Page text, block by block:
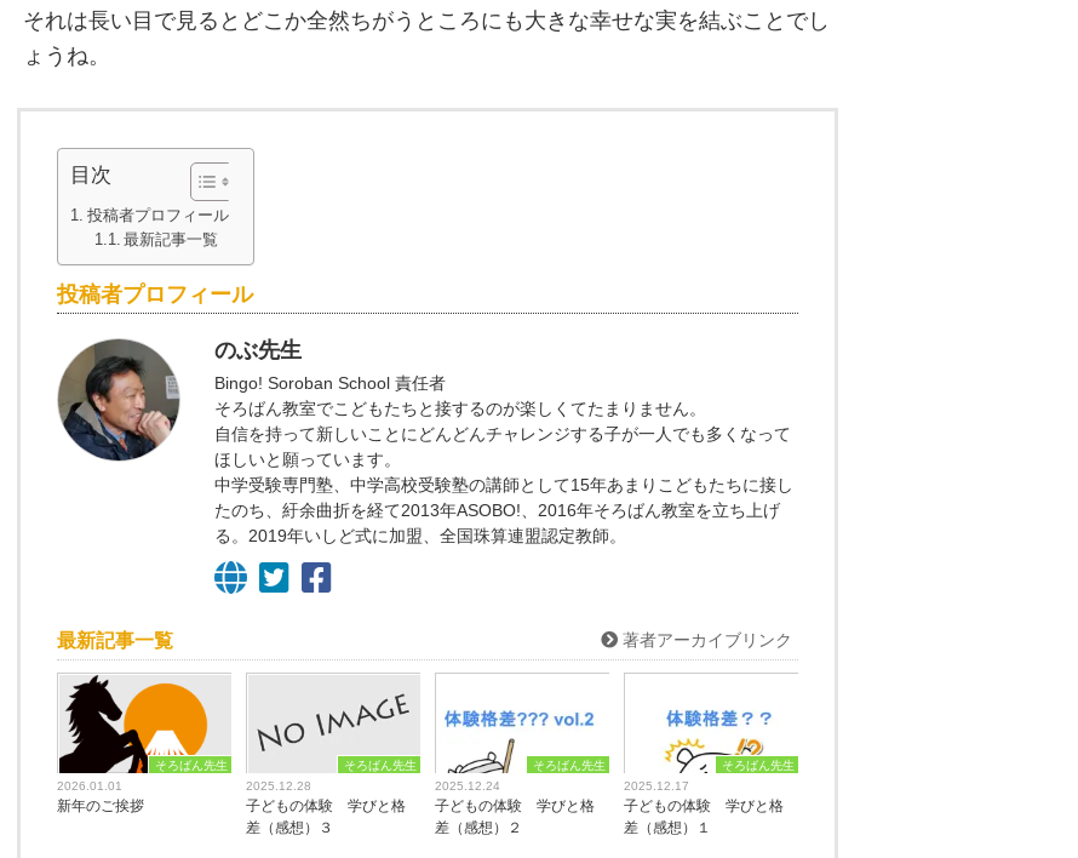
それは長い目で見るとどこか全然ちがうところにも大きな幸せな実を結ぶことでし
ょうね。
目次
投稿者プロフィール
最新記事一覧
投稿者プロフィール
のぶ先生
Bingo! Soroban School 責任者
そろばん教室でこどもたちと接するのが楽しくてたまりません。
自信を持って新しいことにどんどんチャレンジする子が一人でも多くなって
ほしいと願っています。
中学受験専門塾、中学高校受験塾の講師として15年あまりこどもたちに接し
たのち、紆余曲折を経て2013年ASOBO!、2016年そろばん教室を立ち上げ
る。2019年いしど式に加盟、全国珠算連盟認定教師。
最新記事一覧 著者アーカイブリンク
そろばん先生
2026.01.01
新年のご挨拶
そろばん先生
2025.12.28
子どもの体験 学びと格
差（感想）３
そろばん先生
2025.12.24
子どもの体験 学びと格
差（感想）２
そろばん先生
2025.12.17
子どもの体験 学びと格
差（感想）１